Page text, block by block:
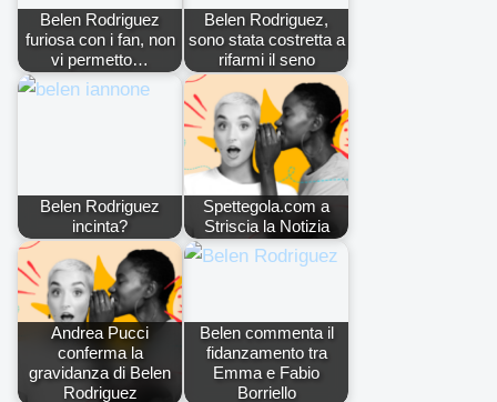
Belen Rodriguez
furiosa con i fan, non
vi permetto…
Belen Rodriguez,
sono stata costretta a
rifarmi il seno
Belen Rodriguez
incinta?
Spettegola.com a
Striscia la Notizia
Andrea Pucci
conferma la
gravidanza di Belen
Rodriguez
Belen commenta il
fidanzamento tra
Emma e Fabio
Borriello